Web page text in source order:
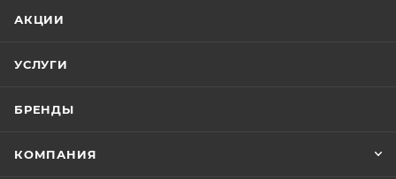
АКЦИИ
УСЛУГИ
БРЕНДЫ
КОМПАНИЯ